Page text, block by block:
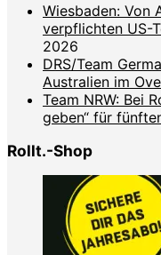
Wiesbaden: Von
verpflichten US-
2026
DRS/Team
Australien im
Team NRW: Bei
geben“ für
Rollt.-Shop